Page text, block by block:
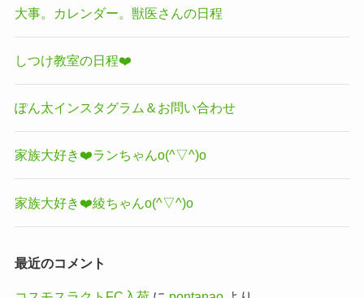
大事。カレンダー。獣医さんの日程
しつけ教室の日程❤️
ぽん太インスタグラム＆お問い合わせ
家族大好き❤️ランちゃんo(^▽^)o
家族大好き❤️綾ちゃんo(^▽^)o
最近のコメント